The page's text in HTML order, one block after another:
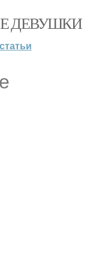
ДЕВУШКИ
статьи